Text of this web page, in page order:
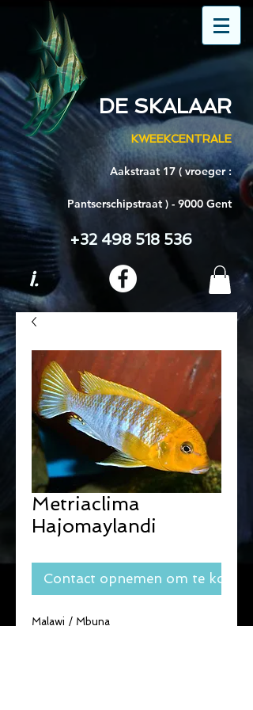
DE SKALAAR
KWEEKCENTRALE
Aakstraat 17 ( vroeger :
Pantserschipstraat ) - 9000 Gent
+32 498 518 536
i.
Metriaclima
Hajomaylandi
Contact opnemen om te kopen
Malawi / Mbuna